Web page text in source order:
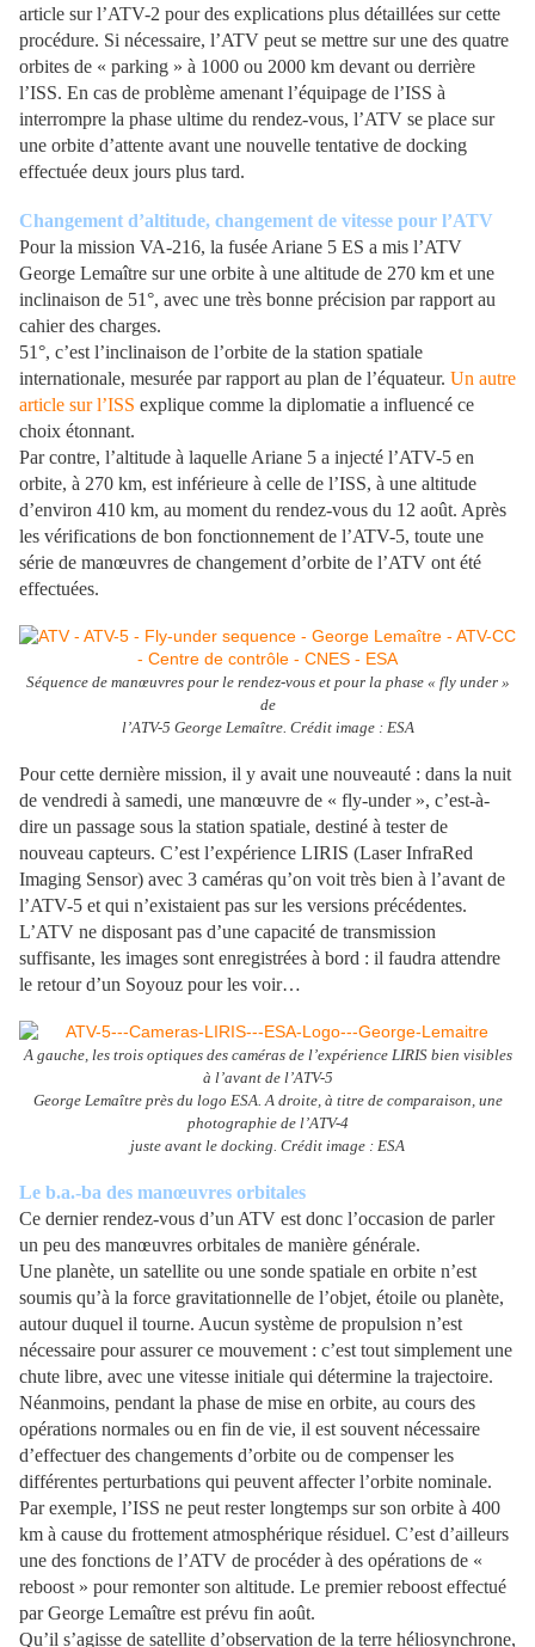
article sur l’ATV-2 pour des explications plus détaillées sur cette
procédure. Si nécessaire, l’ATV peut se mettre sur une des quatre
orbites de « parking » à 1000 ou 2000 km devant ou derrière
l’ISS. En cas de problème amenant l’équipage de l’ISS à
interrompre la phase ultime du rendez-vous, l’ATV se place sur
une orbite d’attente avant une nouvelle tentative de docking
effectuée deux jours plus tard.
Changement d’altitude, changement de vitesse pour l’ATV
Pour la mission VA-216, la fusée Ariane 5 ES a mis l’ATV
George Lemaître sur une orbite à une altitude de 270 km et une
inclinaison de 51°, avec une très bonne précision par rapport au
cahier des charges.
51°, c’est l’inclinaison de l’orbite de la station spatiale
internationale, mesurée par rapport au plan de l’équateur. Un autre
article sur l’ISS explique comme la diplomatie a influencé ce
choix étonnant.
Par contre, l’altitude à laquelle Ariane 5 a injecté l’ATV-5 en
orbite, à 270 km, est inférieure à celle de l’ISS, à une altitude
d’environ 410 km, au moment du rendez-vous du 12 août. Après
les vérifications de bon fonctionnement de l’ATV-5, toute une
série de manœuvres de changement d’orbite de l’ATV ont été
effectuées.
Séquence de manœuvres pour le rendez-vous et pour la phase « fly under »
de
l’ATV-5 George Lemaître. Crédit image : ESA
Pour cette dernière mission, il y avait une nouveauté : dans la nuit
de vendredi à samedi, une manœuvre de « fly-under », c’est-à-
dire un passage sous la station spatiale, destiné à tester de
nouveau capteurs. C’est l’expérience LIRIS (Laser InfraRed
Imaging Sensor) avec 3 caméras qu’on voit très bien à l’avant de
l’ATV-5 et qui n’existaient pas sur les versions précédentes.
L’ATV ne disposant pas d’une capacité de transmission
suffisante, les images sont enregistrées à bord : il faudra attendre
le retour d’un Soyouz pour les voir…
A gauche, les trois optiques des caméras de l’expérience LIRIS bien visibles
à l’avant de l’ATV-5
George Lemaître près du logo ESA. A droite, à titre de comparaison, une
photographie de l’ATV-4
juste avant le docking. Crédit image : ESA
Le b.a.-ba des manœuvres orbitales
Ce dernier rendez-vous d’un ATV est donc l’occasion de parler
un peu des manœuvres orbitales de manière générale.
Une planète, un satellite ou une sonde spatiale en orbite n’est
soumis qu’à la force gravitationnelle de l’objet, étoile ou planète,
autour duquel il tourne. Aucun système de propulsion n’est
nécessaire pour assurer ce mouvement : c’est tout simplement une
chute libre, avec une vitesse initiale qui détermine la trajectoire.
Néanmoins, pendant la phase de mise en orbite, au cours des
opérations normales ou en fin de vie, il est souvent nécessaire
d’effectuer des changements d’orbite ou de compenser les
différentes perturbations qui peuvent affecter l’orbite nominale.
Par exemple, l’ISS ne peut rester longtemps sur son orbite à 400
km à cause du frottement atmosphérique résiduel. C’est d’ailleurs
une des fonctions de l’ATV de procéder à des opérations de «
reboost » pour remonter son altitude. Le premier reboost effectué
par George Lemaître est prévu fin août.
Qu’il s’agisse de satellite d’observation de la terre héliosynchrone,